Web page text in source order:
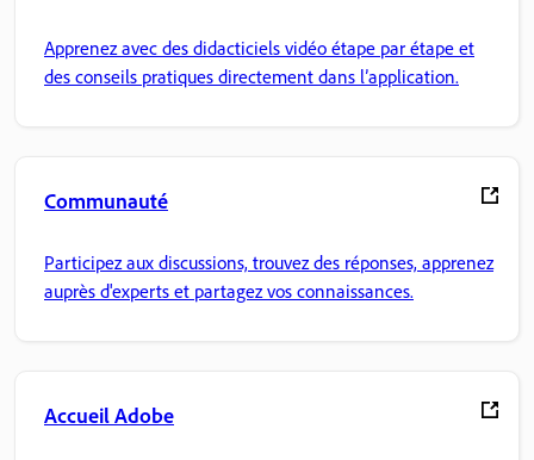
Apprenez avec des didacticiels vidéo étape par étape et
des conseils pratiques directement dans l’application.
Communauté
Participez aux discussions, trouvez des réponses, apprenez
auprès d'experts et partagez vos connaissances.
Accueil Adobe